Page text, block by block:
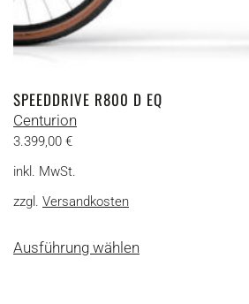
SPEEDDRIVE R800 D EQ
Centurion
3.399,00 €
inkl. MwSt.
zzgl. Versandkosten
Ausführung wählenProdukt